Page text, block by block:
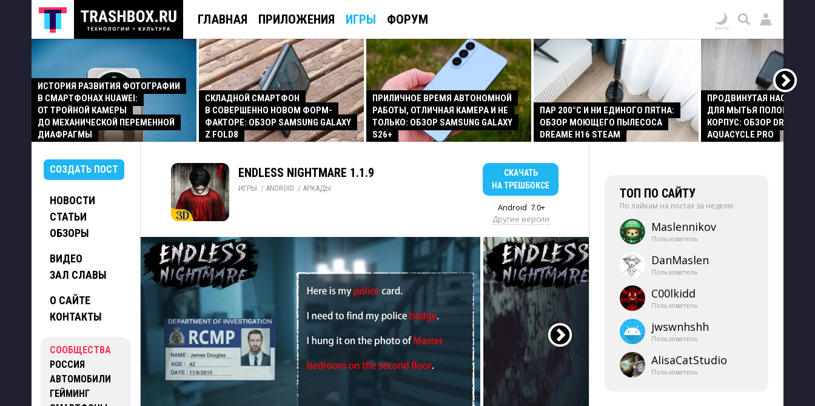
ГЛАВНАЯ ПРИЛОЖЕНИЯ ИГРЫ ФОРУМ
ИСТОРИЯ РАЗВИТИЯ ФОТОГРАФИИ
В СМАРТФОНАХ HUAWEI:
ОТ ТРОЙНОЙ КАМЕРЫ
ДО МЕХАНИЧЕСКОЙ ПЕРЕМЕННОЙ
ДИАФРАГМЫ
СКЛАДНОЙ СМАРТФОН
В СОВЕРШЕННО НОВОМ ФОРМ-
ФАКТОРЕ: ОБЗОР SAMSUNG GALAXY
Z FOLD8
ПРИЛИЧНОЕ ВРЕМЯ АВТОНОМНОЙ
РАБОТЫ, ОТЛИЧНАЯ КАМЕРА И НЕ
ТОЛЬКО: ОБЗОР SAMSUNG GALAXY
S26+
ПАР 200°C И НИ ЕДИНОГО ПЯТНА:
ОБЗОР МОЮЩЕГО ПЫЛЕСОСА
DREAME H16 STEAM
ПРОДВИНУТАЯ НАСАДКА
ДЛЯ МЫТЬЯ ПОЛОВ И
КОРПУС: ОБЗОР DREAME
AQUACYCLE PRO
СОЗДАТЬ ПОСТ
НОВОСТИ
СТАТЬИ
ОБЗОРЫ
ВИДЕО
ЗАЛ СЛАВЫ
О САЙТЕ
КОНТАКТЫ
СООБЩЕСТВА
РОССИЯ
АВТОМОБИЛИ
ГЕЙМИНГ
ENDLESS NIGHTMARE 1.1.9
ИГРЫ / ANDROID / АРКАДЫ
СКАЧАТЬ
НА ТРЕШБОКСЕ
Android 7.0+
Другие версии
ТОП ПО САЙТУ
По лайкам на постах за неделю
Maslennikov
Пользователь
DanMaslen
Пользователь
C00lkidd
Пользователь
jwswnhshh
Пользователь
AlisaCatStudio
Пользователь